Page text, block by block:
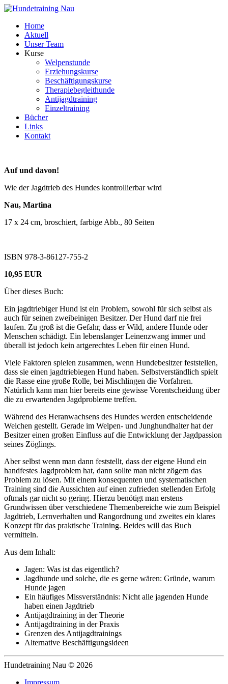
Home
Aktuell
Unser Team
Kurse
Welpenstunde
Erziehungskurse
Beschäftigungskurse
Therapiebegleithunde
Antijagdtraining
Einzeltraining
Bücher
Links
Kontakt
Auf und davon!
Wie der Jagdtrieb des Hundes kontrollierbar wird
Nau, Martina
17 x 24 cm, broschiert, farbige Abb., 80 Seiten
ISBN 978-3-86127-755-2
10,95 EUR
Über dieses Buch:
Ein jagdtriebiger Hund ist ein Problem, sowohl für sich selbst als
auch für seinen zweibeinigen Besitzer. Der Hund darf nie frei
laufen. Zu groß ist die Gefahr, dass er Wild, andere Hunde oder
Menschen schädigt. Ein lebenslanger Leinenzwang immer und
überall ist jedoch kein artgerechtes Leben für einen Hund.
Viele Faktoren spielen zusammen, wenn Hundebesitzer feststellen,
dass sie einen jagdtriebiegen Hund haben. Selbstverständlich spielt
die Rasse eine große Rolle, bei Mischlingen die Vorfahren.
Natürlich kann man hier bereits eine gewisse Vorentscheidung über
die zu erwartenden Jagdprobleme treffen.
Während des Heranwachsens des Hundes werden entscheidende
Weichen gestellt. Gerade im Welpen- und Junghundhalter hat der
Besitzer einen großen Einfluss auf die Entwicklung der Jagdpassion
seines Zöglings.
Aber selbst wenn man dann feststellt, dass der eigene Hund ein
handfestes Jagdproblem hat, dann sollte man nicht zögern das
Problem zu lösen. Mit einem konsequenten und systematischen
Training sind die Aussichten auf einen zufrieden stellenden Erfolg
oftmals gar nicht so gering. Hierzu benötigt man erstens
Grundwissen über verschiedene Themenbereiche wie zum Beispiel
Jagdtrieb, Lernverhalten und Rangordnung und zweites ein klares
Konzept für das praktische Training. Beides will das Buch
vermitteln.
Aus dem Inhalt:
Jagen: Was ist das eigentlich?
Jagdhunde und solche, die es gerne wären: Gründe, warum
Hunde jagen
Ein häufiges Missverständnis: Nicht alle jagenden Hunde
haben einen Jagdtrieb
Antijagdtraining in der Theorie
Antijagdtraining in der Praxis
Grenzen des Antijagdtrainings
Alternative Beschäftigungsideen
Hundetraining Nau © 2026
Impressum